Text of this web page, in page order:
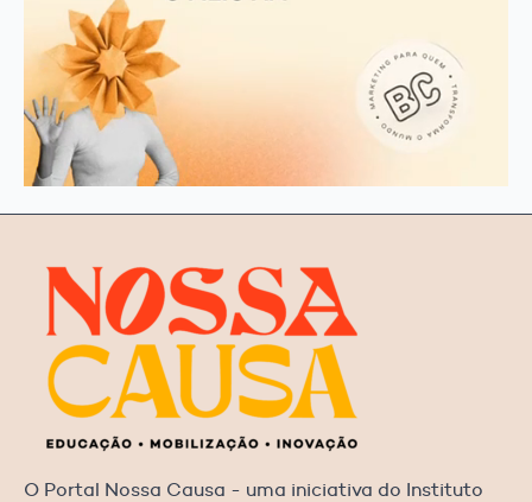
O Portal Nossa Causa - uma iniciativa do Instituto